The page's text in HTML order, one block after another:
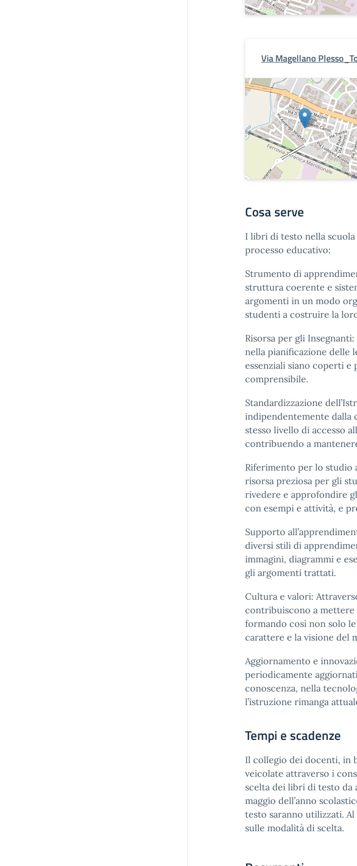
Via Magellano
Cosa serve
I libri di testo nella
processo educativo:
Strumento di
struttura coerente e
argomenti in un modo
studenti a costruire la
Risorsa per gli
nella pianificazione delle
essenziali siano coperti
comprensibile.
Standardizzazione
indipendentemente dalla
stesso livello di accesso
contribuendo a
Riferimento per lo studio
risorsa preziosa per gli
rivedere e approfondire
con esempi e attività, e
Supporto
diversi stili di
immagini, diagrammi e
gli argomenti trattati.
Cultura e valori:
contribuiscono a
formando così non solo
carattere e la visione del
Aggiornamento e
periodicamente
conoscenza, nella
l’istruzione rimanga
Tempi e scadenze
Il collegio dei docenti, in
veicolate attraverso i
scelta dei libri di testo da
maggio dell’anno
testo saranno utilizzati.
sulle modalità di scelta.